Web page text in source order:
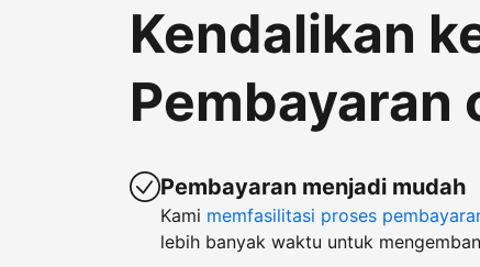
Kendalikan
Pembayaran
Pembayaran menjadi mudah
Kami memfasilitasi proses
lebih banyak waktu untuk